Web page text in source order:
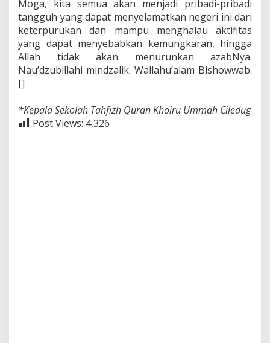
Moga, kita semua akan menjadi pribadi-pribadi
tangguh yang dapat menyelamatkan negeri ini dari
keterpurukan dan mampu menghalau aktifitas
yang dapat menyebabkan kemungkaran, hingga
Allah tidak akan menurunkan azabNya.
Nau’dzubillahi mindzalik. Wallahu’alam Bishowwab.
[]
*Kepala Sekolah Tahfizh Quran Khoiru Ummah Ciledug
Post Views: 4,326